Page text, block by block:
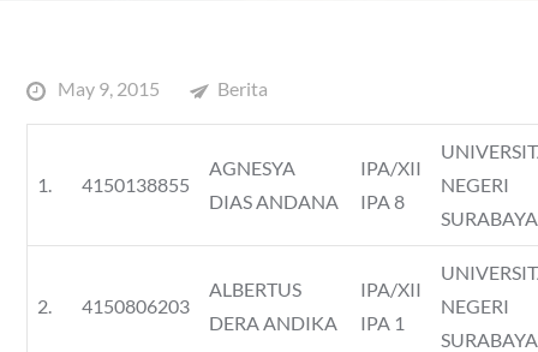
Posted
on
May 9, 2015 Berita
1. 4150138855
AGNESYA
DIAS ANDANA
IPA/XII
IPA 8
NEGERI
SURABAYA
2. 4150806203
ALBERTUS
DERA ANDIKA
IPA/XII
IPA 1
NEGERI
SURABAYA